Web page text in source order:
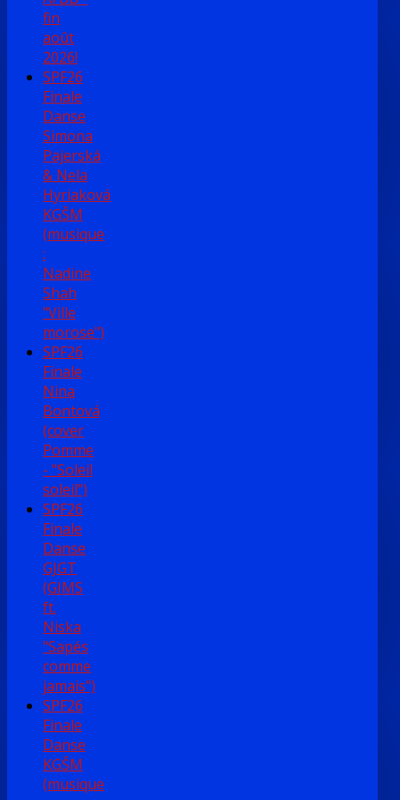
fin
août
2026!
SPF26
Finale
Danse
Simona
Pajerská
& Nela
Hyriaková
KGŠM
(musique
:
Nadine
Shah
"Ville
morose")
SPF26
Finale
Nina
Bontová
(cover
Pomme
- "Soleil
soleil")
SPF26
Finale
Danse
GJGT
(GIMS
ft.
Niska
"Sapés
comme
jamais")
SPF26
Finale
Danse
KGŠM
(musique